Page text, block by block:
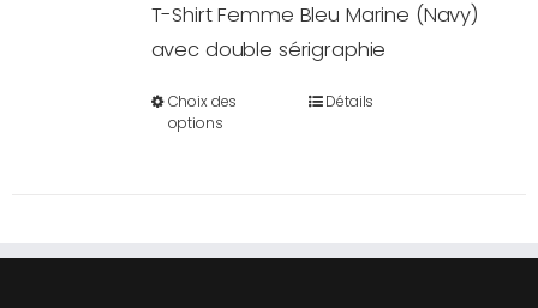
page
du
produit
T-Shirt Femme Bleu Marine (Navy)
avec double sérigraphie
Choix des
options
CeDétails